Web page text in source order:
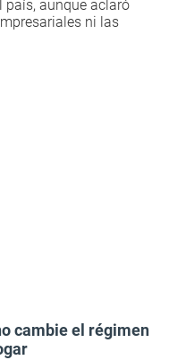
país, aunque aclaró
ni las
cambie el régimen